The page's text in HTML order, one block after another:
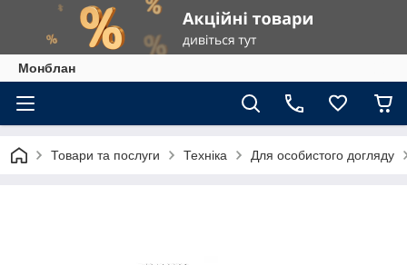
Монблан
Товари та послуги Техніка Для особистого догляду